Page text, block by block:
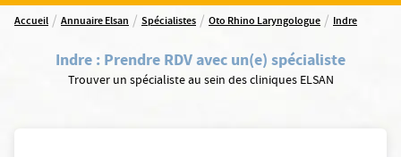
Accueil / Annuaire Elsan / Spécialistes / Oto Rhino Laryngologue / Indre
Indre : Prendre RDV avec un(e) spécialiste
Trouver un spécialiste au sein des cliniques ELSAN